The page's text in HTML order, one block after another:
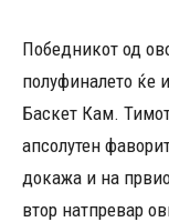
Победникот од
полуфиналето ќе
Баскет Кам.
апсолутен
докажа и на
втор натпревар